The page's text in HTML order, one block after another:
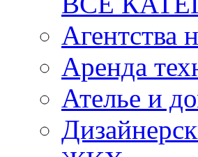
Агентства
Аренда
Ателье и